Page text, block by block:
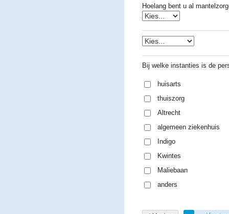
Hoelang bent u al
Bij welke instanties is de
huisarts
thuiszorg
Altrecht
algemeen ziekenhuis
Indigo
Kwintes
Maliebaan
anders